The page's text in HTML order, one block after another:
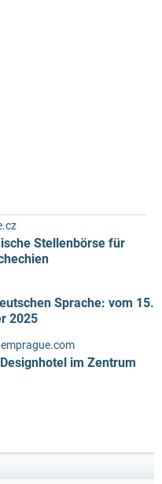
Stellenbörse für
Sprache: vom 15.
2025
im Zentrum